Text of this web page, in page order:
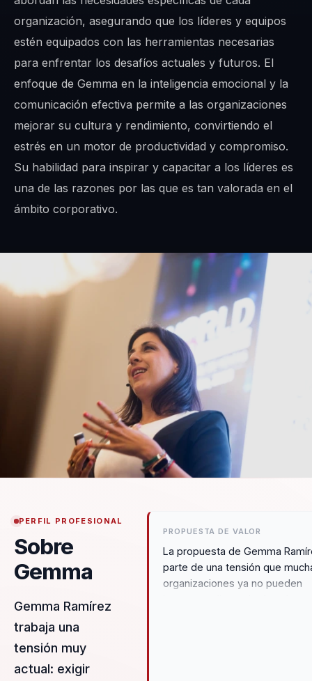
organización, asegurando que los líderes y equipos
estén equipados con las herramientas necesarias
para enfrentar los desafíos actuales y futuros. El
enfoque de Gemma en la inteligencia emocional y la
comunicación efectiva permite a las organizaciones
mejorar su cultura y rendimiento, convirtiendo el
estrés en un motor de productividad y compromiso.
Su habilidad para inspirar y capacitar a los líderes es
una de las razones por las que es tan valorada en el
ámbito corporativo.
PERFIL PROFESIONAL
Sobre
Gemma
Gemma Ramírez
trabaja una
tensión muy
actual: exigir
PROPUESTA DE VALOR
La propuesta de Gemma
parte de una tensión que
organizaciones ya no pueden